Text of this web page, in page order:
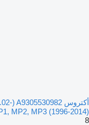
MP2, MP3 (1996-2014)
8